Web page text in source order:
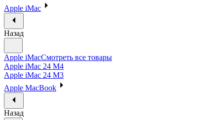
Apple iMac
Назад
Apple iMacСмотреть все товары
Apple iMac 24 M4
Apple iMac 24 M3
Apple MacBook
Назад